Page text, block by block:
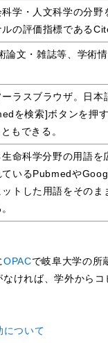
学・人文科学の分
の評価指標である
論文・雑誌等、学術
ラスブラウザ。日
を検索]ボタンを押
もできる。
命科学分野の用語を
いるPubmedや
トした用語をその
OPACで岐阜大学の所
ければ、学外から
について